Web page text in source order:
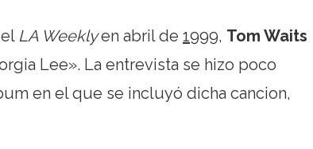
LA Weeklyen abril de 1999, Tom Waits
Lee». La entrevista se hizo poco
en el que se incluyó dicha cancion,